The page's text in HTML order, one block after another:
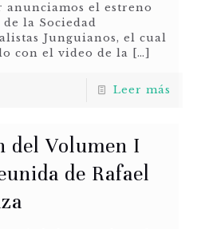
anunciamos el estreno
la Sociedad
Junguianos, el cual
con el video de la […]
Leer más
del Volumen I
de Rafael